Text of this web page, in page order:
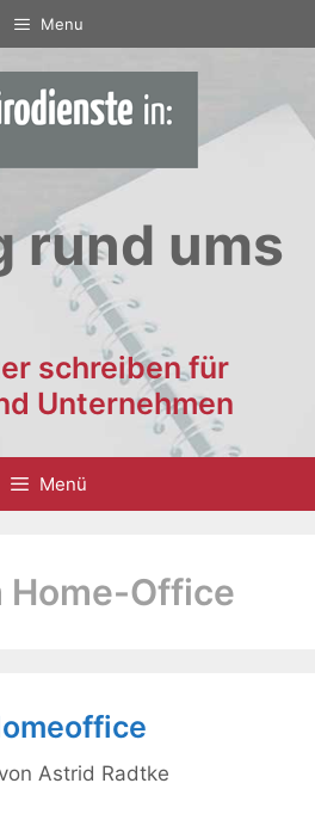
Menu
rund ums
schreiben für
Unternehmen
Menü
Home-Office
von Astrid Radtke